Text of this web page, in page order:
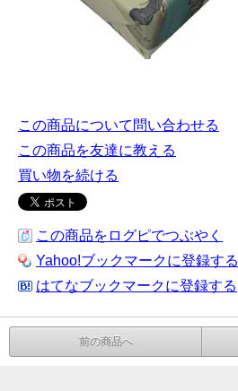
この商品について問い合わせる
この商品を友達に教える
買い物を続ける
この商品をログピでつぶやく
Yahoo!ブックマークに登録する
はてなブックマークに登録する
前の商品へ